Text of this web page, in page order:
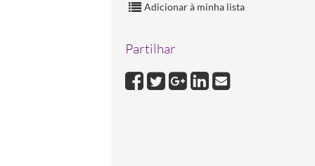
Adicionar à minha lista
Partilhar